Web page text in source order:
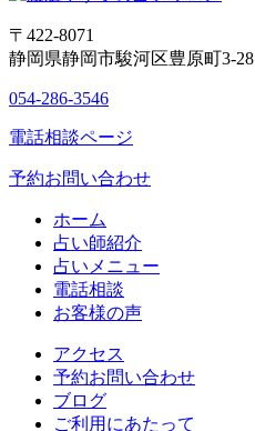
〒422-8071
静岡県静岡市駿河区豊原町3-28
054-286-3546
電話相談ページ
予約お問い合わせ
ホーム
占い師紹介
占いメニュー
電話相談
お客様の声
アクセス
予約お問い合わせ
ブログ
ご利用にあたって